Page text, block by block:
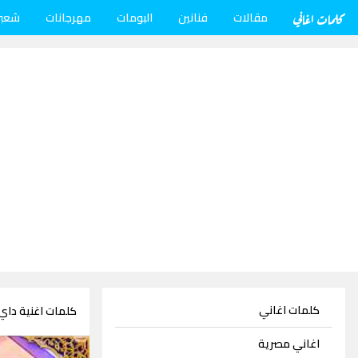
كلمات اغاني مقالات فنانين البومات مهرجانات
كلمات اغاني
اغاني مصرية
كلمات اغنية